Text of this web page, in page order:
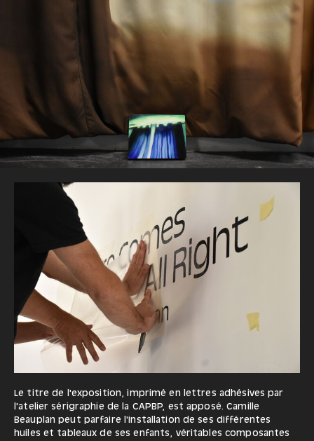
Le titre de l'exposition, imprimé en lettres adhésives par
l'atelier sérigraphie de la CAPBP, est apposé. Camille
Beauplan peut parfaire l'installation de ses différentes
huiles et tableaux de ses enfants, véritables composantes